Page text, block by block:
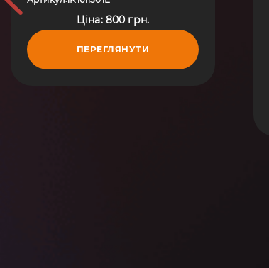
Ціна: 800 грн.
ПЕРЕГЛЯНУТИ